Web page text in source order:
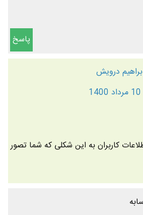
پاسخ
درویش
10 مرداد 1400
کاربران به این شکلی که شما تصور